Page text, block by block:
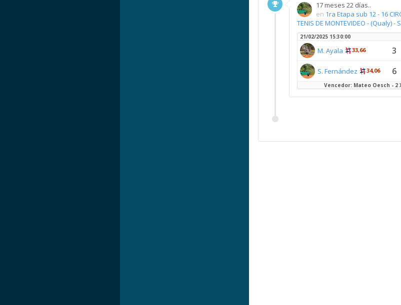
17 meses 22 días..
en 1ra Etapa sub 12 - 16
TENIS DE MONTEVIDEO - (Qualy) -
21/02/2025 15:30:00
M. Ayala 33,66 3
S. Fernández 34,06 6
Vencedor: Mateo Oesch - 2